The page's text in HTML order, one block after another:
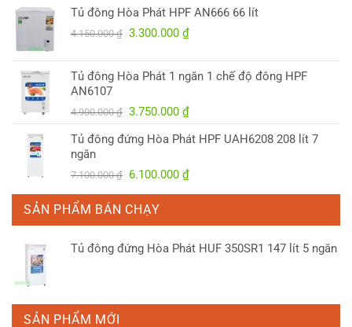
Tủ đông Hòa Phát HPF AN666 66 lít
4.150.000₫ Giá
4.150.000 ₫.
3.300.000 ₫Giá
là:
Tủ đông Hòa Phát 1 ngăn 1 chế độ đông HPF
AN6107
4.900.000₫ Giá
là:
3.750.000 ₫Giá
tại
3.750.000 ₫.
Tủ đông đứng Hòa Phát HPF UAH6208 208 lít 7
ngăn
7.100.000₫ Giá
là:
7.100.000 ₫.
6.100.000 ₫Giá
là:
SẢN PHẨM BÁN CHẠY
Tủ đông đứng Hòa Phát HUF 350SR1 147 lít 5 ngăn
SẢN PHẨM MỚI